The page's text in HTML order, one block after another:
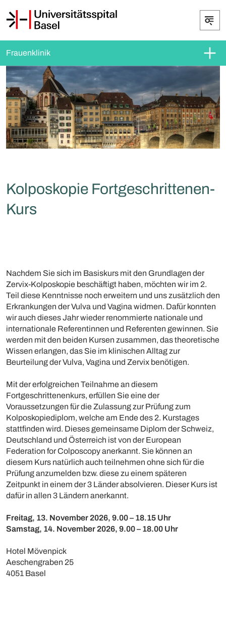
Frauenklinik
Kolposkopie Fortgeschrittenen-
Kurs
Nachdem Sie sich im Basiskurs mit den Grundlagen der
Zervix-Kolposkopie beschäftigt haben, möchten wir im 2.
Teil diese Kenntnisse noch erweitern und uns zusätzlich den
Erkrankungen der Vulva und Vagina widmen. Dafür konnten
wir auch dieses Jahr wieder renommierte nationale und
internationale Referentinnen und Referenten gewinnen. Sie
werden mit den beiden Kursen zusammen, das theoretische
Wissen erlangen, das Sie im klinischen Alltag zur
Beurteilung der Vulva, Vagina und Zervix benötigen.
Mit der erfolgreichen Teilnahme an diesem
Fortgeschrittenenkurs, erfüllen Sie eine der
Voraussetzungen für die Zulassung zur Prüfung zum
Kolposkopiediplom, welche am Ende des 2. Kurstages
stattfinden wird. Dieses gemeinsame Diplom der Schweiz,
Deutschland und Österreich ist von der European
Federation for Colposcopy anerkannt. Sie können an
diesem Kurs natürlich auch teilnehmen ohne sich für die
Prüfung anzumelden bzw. diese zu einem späteren
Zeitpunkt in einem der 3 Länder absolvieren. Dieser Kurs ist
dafür in allen 3 Ländern anerkannt.
Freitag, 13. November 2026, 9.00 – 18.15 Uhr
Samstag, 14. November 2026, 9.00 – 18.00 Uhr
Hotel Mövenpick
Aeschengraben 25
4051 Basel